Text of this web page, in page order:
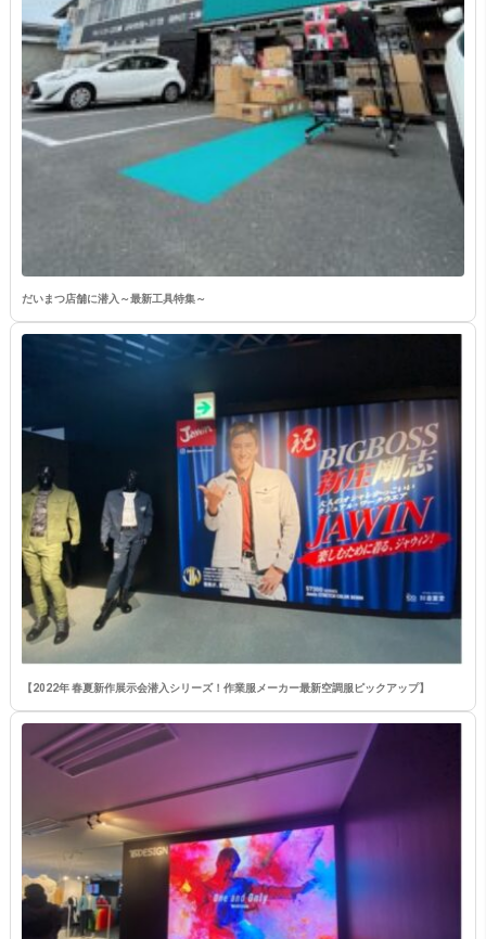
だいまつ店舗に潜入～最新工具特集～
【2022年 春夏新作展示会潜入シリーズ！作業服メーカー最新空調服ピックアップ】